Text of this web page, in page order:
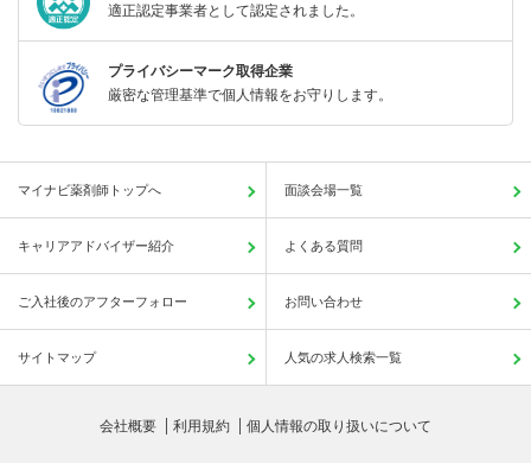
適正認定事業者として認定されました。
プライバシーマーク取得企業
厳密な管理基準で個人情報をお守りします。
マイナビ薬剤師トップへ 面談会場一覧
キャリアアドバイザー紹介 よくある質問
ご入社後のアフターフォロー お問い合わせ
サイトマップ 人気の求人検索一覧
会社概要 利用規約 個人情報の取り扱いについて